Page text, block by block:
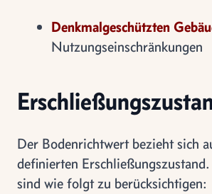
Denkmalgeschützten
Nutzungseinschränkungen
Der Bodenrichtwert bezieht sich
definierten
sind wie folgt zu berücksichtigen: